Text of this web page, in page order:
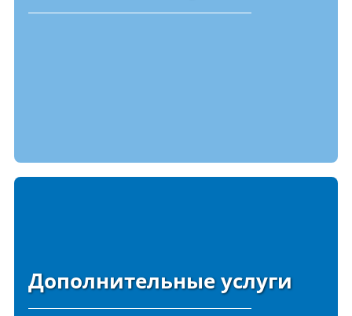
Дополнительные услуги